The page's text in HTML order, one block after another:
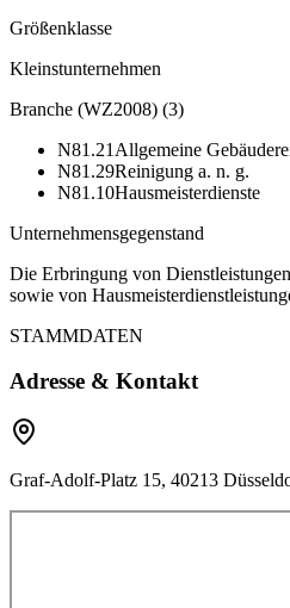
Größenklasse
Kleinstunternehmen
Branche (WZ2008) (3)
N81.21 Allgemeine
N81.29Reinigung a. n. g.
N81.10Hausmeisterdienste
Unternehmensgegenstand
Die Erbringung von
sowie von
STAMMDATEN
Adresse & Kontakt
Graf-Adolf-Platz 15, 40213